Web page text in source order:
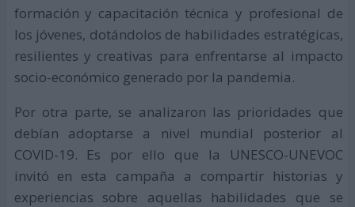
formación y capacitación técnica y profesional de
los jóvenes, dotándolos de habilidades estratégicas,
resilientes y creativas para enfrentarse al impacto
socio-económico generado por la pandemia.
Por otra parte, se analizaron las prioridades que
debían adoptarse a nivel mundial posterior al
COVID-19. Es por ello que la UNESCO-UNEVOC
invitó en esta campaña a compartir historias y
experiencias sobre aquellas habilidades que se